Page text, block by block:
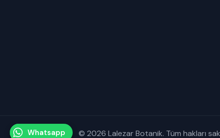
© 2026 Lalezar Botanik. Tüm hakları
Whatsapp